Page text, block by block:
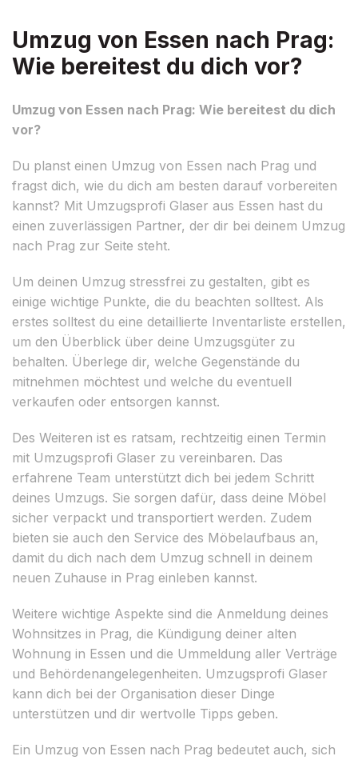
Umzug von Essen nach Prag:
Wie bereitest du dich vor?
Umzug von Essen nach Prag: Wie bereitest du dich
vor?
Du planst einen Umzug von Essen nach Prag und
fragst dich, wie du dich am besten darauf vorbereiten
kannst? Mit Umzugsprofi Glaser aus Essen hast du
einen zuverlässigen Partner, der dir bei deinem Umzug
nach Prag zur Seite steht.
Um deinen Umzug stressfrei zu gestalten, gibt es
einige wichtige Punkte, die du beachten solltest. Als
erstes solltest du eine detaillierte Inventarliste erstellen,
um den Überblick über deine Umzugsgüter zu
behalten. Überlege dir, welche Gegenstände du
mitnehmen möchtest und welche du eventuell
verkaufen oder entsorgen kannst.
Des Weiteren ist es ratsam, rechtzeitig einen Termin
mit Umzugsprofi Glaser zu vereinbaren. Das
erfahrene Team unterstützt dich bei jedem Schritt
deines Umzugs. Sie sorgen dafür, dass deine Möbel
sicher verpackt und transportiert werden. Zudem
bieten sie auch den Service des Möbelaufbaus an,
damit du dich nach dem Umzug schnell in deinem
neuen Zuhause in Prag einleben kannst.
Weitere wichtige Aspekte sind die Anmeldung deines
Wohnsitzes in Prag, die Kündigung deiner alten
Wohnung in Essen und die Ummeldung aller Verträge
und Behördenangelegenheiten. Umzugsprofi Glaser
kann dich bei der Organisation dieser Dinge
unterstützen und dir wertvolle Tipps geben.
Ein Umzug von Essen nach Prag bedeutet auch, sich